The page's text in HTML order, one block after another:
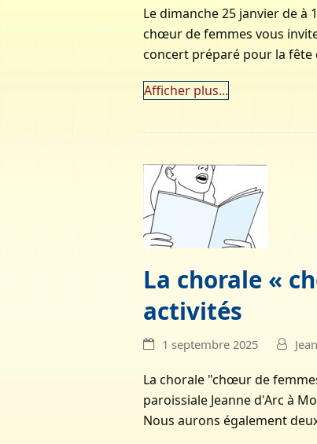
Le dimanche 25 janvier de à
chœur de femmes vous
concert préparé pour la
Afficher plus...
La chorale «
activités
1 septembre 2025
La chorale "chœur de
paroissiale Jeanne d'Arc à
Nous aurons également